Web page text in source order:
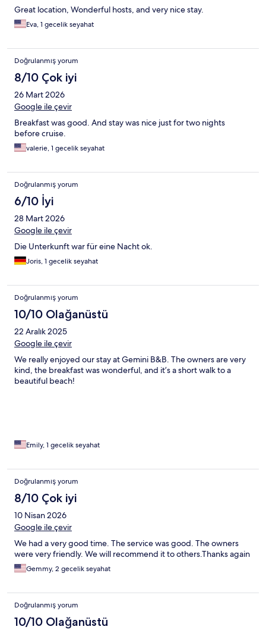
Great location, Wonderful hosts, and very nice stay.
Eva, 1 gecelik seyahat
Doğrulanmış yorum
8/10 Çok iyi
26 Mart 2026
Google ile çevir
Breakfast was good. And stay was nice just for two nights
before cruise.
valerie, 1 gecelik seyahat
Doğrulanmış yorum
6/10 İyi
28 Mart 2026
Google ile çevir
Die Unterkunft war für eine Nacht ok.
Joris, 1 gecelik seyahat
Doğrulanmış yorum
10/10 Olağanüstü
22 Aralık 2025
Google ile çevir
We really enjoyed our stay at Gemini B&B. The owners are very
kind, the breakfast was wonderful, and it’s a short walk to a
beautiful beach!
Emily, 1 gecelik seyahat
Doğrulanmış yorum
8/10 Çok iyi
10 Nisan 2026
Google ile çevir
We had a very good time. The service was good. The owners
were very friendly. We will recommend it to others.Thanks again
Gemmy, 2 gecelik seyahat
Doğrulanmış yorum
10/10 Olağanüstü